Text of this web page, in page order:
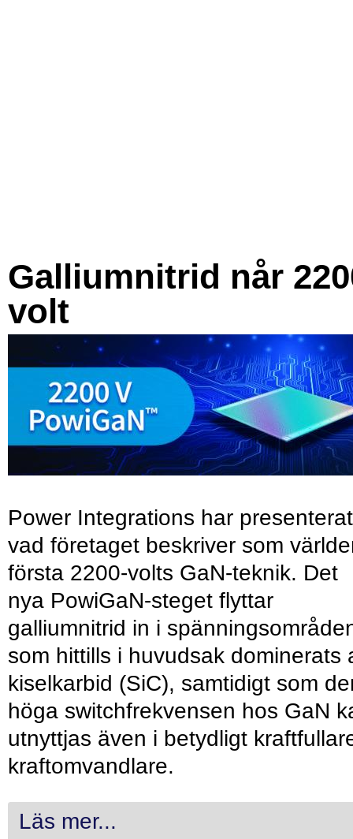
Galliumnitrid når
volt
Power Integrations har presenterat
vad företaget beskriver som
första 2200-volts GaN-teknik. Det
nya PowiGaN-steget flyttar
galliumnitrid in i
som hittills i huvudsak dominerats
kiselkarbid (SiC), samtidigt som
höga switchfrekvensen hos GaN
utnyttjas även i betydligt
kraftomvandlare.
Läs mer...